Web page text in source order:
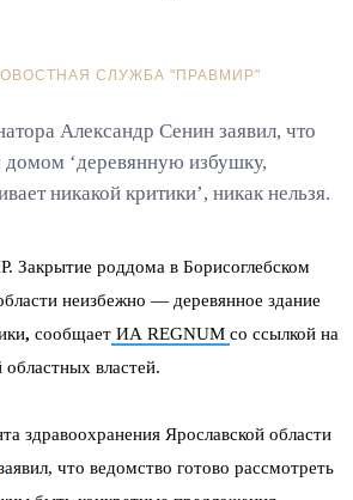
СЛУЖБА "ПРАВМИР"
Александр Сенин заявил, что
домом ‘деревянную избушку,
никакой критики’, никак нельзя.
Закрытие роддома в Борисоглебском
неизбежно — деревянное здание
, сообщает ИА REGNUM со ссылкой на
областных властей.
здравоохранения Ярославской области
что ведомство готово рассмотреть